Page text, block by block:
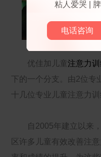
优佳加儿童注意力
下的一个分支。由2位专
十几位专业儿童注意力训
自2005年建立以来
区许多儿童有效改善注
粘人爱哭 |
电话咨询